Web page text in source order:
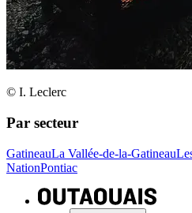
© I. Leclerc
Par secteur
GatineauLa Vallée-de-la-Gatineau
NationPontiac